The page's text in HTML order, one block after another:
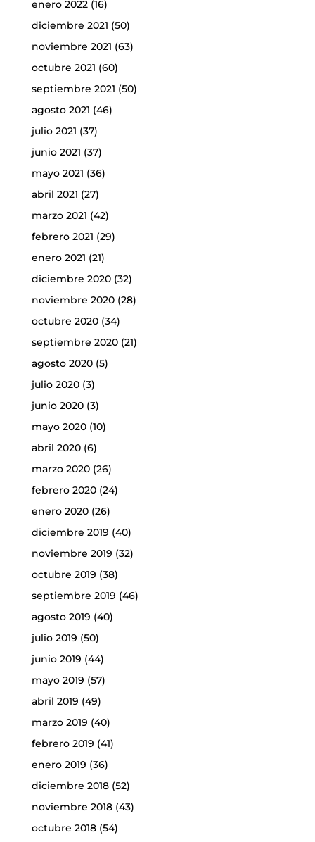
enero 2022(16)
diciembre 2021 (50)
noviembre 2021 (63)
octubre 2021 (60)
septiembre 2021 (50)
agosto 2021 (46)
julio 2021 (37)
junio 2021 (37)
mayo 2021 (36)
abril 2021 (27)
marzo 2021 (42)
febrero 2021 (29)
enero 2021 (21)
diciembre 2020(32)
noviembre 2020(28)
octubre 2020(34)
septiembre 2020(21)
agosto 2020(5)
julio 2020(3)
junio 2020(3)
mayo 2020(10)
abril 2020(6)
marzo 2020(26)
febrero 2020(24)
enero 2020(26)
diciembre 2019 (40)
noviembre 2019 (32)
octubre 2019 (38)
septiembre 2019 (46)
agosto 2019 (40)
julio 2019 (50)
junio 2019 (44)
mayo 2019 (57)
abril 2019 (49)
marzo 2019 (40)
febrero 2019 (41)
enero 2019 (36)
diciembre 2018(52)
noviembre 2018(43)
octubre 2018(54)